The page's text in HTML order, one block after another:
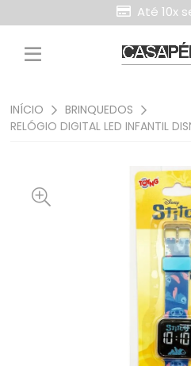
Até 10x
INÍCIO
BRINQUEDOS
RELÓGIO DIGITAL LED INFANTIL